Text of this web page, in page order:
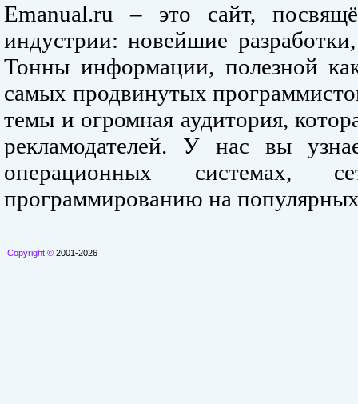
Emanual.ru – это сайт,
индустрии: новейшие
Тонны информации, полезной
самых продвинутых
темы и огромная аудитория,
рекламодателей. У нас вы
операционных системах,
программированию на
Copyright © 2001-2026